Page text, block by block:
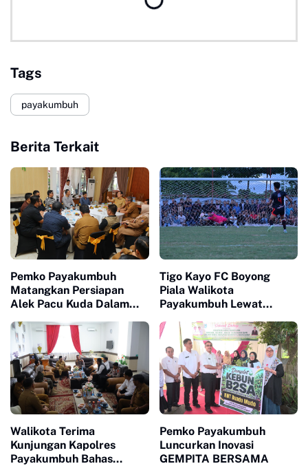
Tags
payakumbuh
Berita Terkait
Pemko Payakumbuh
Matangkan Persiapan
Alek Pacu Kuda Dalam
Tigo Kayo FC Boyong
Piala Walikota
Payakumbuh Lewat
Walikota Terima
Kunjungan Kapolres
Payakumbuh Bahas
Pemko Payakumbuh
Luncurkan Inovasi
GEMPITA BERSAMA